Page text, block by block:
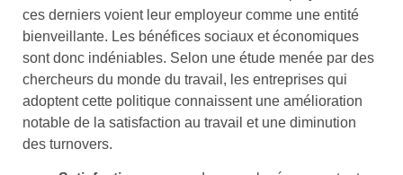
ces derniers voient leur employeur comme une entité
bienveillante. Les bénéfices sociaux et économiques
sont donc indéniables. Selon une étude menée par des
chercheurs du monde du travail, les entreprises qui
adoptent cette politique connaissent une amélioration
notable de la satisfaction au travail et une diminution
des turnovers.